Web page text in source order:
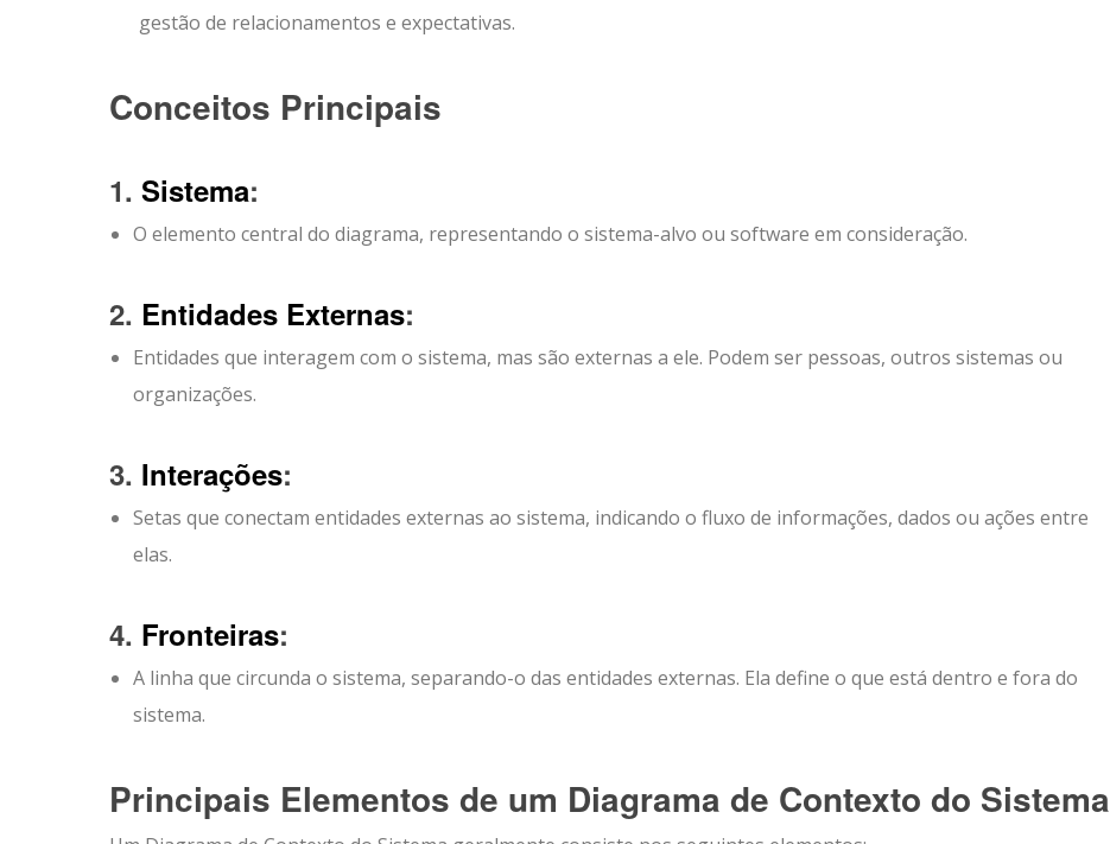
gestão de relacionamentos e expectativas.
Conceitos Principais
1. Sistema:
O elemento central do diagrama, representando o sistema-alvo ou software em consideração.
2. Entidades Externas:
Entidades que interagem com o sistema, mas são externas a ele. Podem ser pessoas, outros sistemas ou
organizações.
3. Interações:
Setas que conectam entidades externas ao sistema, indicando o fluxo de informações, dados ou ações entre
elas.
4. Fronteiras:
A linha que circunda o sistema, separando-o das entidades externas. Ela define o que está dentro e fora do
sistema.
Principais Elementos de um Diagrama de Contexto do Sistema